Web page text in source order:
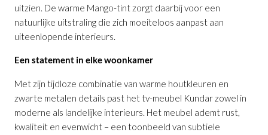
uitzien. De warme Mango-tint zorgt daarbij voor een
natuurlijke uitstraling die zich moeiteloos aanpast aan
uiteenlopende interieurs.
Een statement in elke woonkamer
Met zijn tijdloze combinatie van warme houtkleuren en
zwarte metalen details past het tv-meubel Kundar zowel in
moderne als landelijke interieurs. Het meubel ademt rust,
kwaliteit en evenwicht – een toonbeeld van subtiele
Dressoir Kundar in Mangois toegevoegd
aan je winkelmandje
TV-meubel mangokleur Kundaris
toegevoegd aan je winkelmandje
Bergkast Kundar in Mangois toegevoegd
aan je winkelmandje
TV-meubel mangokleur Kundaris
toegevoegd aan je winkelmandje